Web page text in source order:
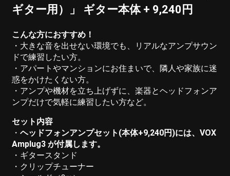
ギター用）」 ギター本体 + 9,240円
こんな方におすすめ！
・大きな音を出せない環境でも、リアルなアンプサウン
ドで練習したい方。
・アパートやマンションにお住まいで、隣人や家族に迷
惑をかけたくない方。
・アンプや機材を立ち上げずに、楽器とヘッドフォンア
ンプだけで気軽に練習したい方など。
セット内容
・ ヘッドフォンアンプセット(本体+9,240円)には、VOX
Amplug3 が付属します。
・ギタースタンド
・クリップチューナー